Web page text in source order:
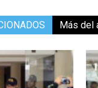
Más del